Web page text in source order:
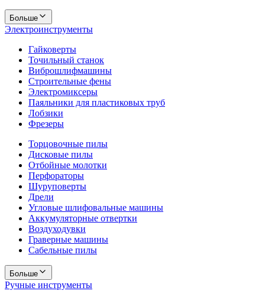
Больше
Электроинструменты
Гайковерты
Точильный станок
Виброшлифмашины
Строительные фены
Электромиксеры
Паяльники для пластиковых труб
Лобзики
Фрезеры
Торцовочные пилы
Дисковые пилы
Отбойные молотки
Перфораторы
Шуруповерты
Дрели
Угловые шлифовальные машины
Аккумуляторные отвертки
Воздуходувки
Граверные машины
Сабельные пилы
Больше
Ручные инструменты